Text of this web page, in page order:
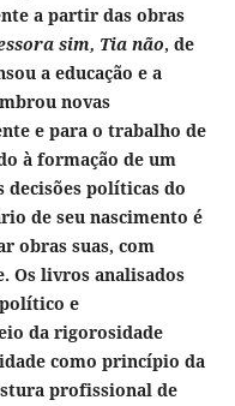
a partir das obras
sim, Tia não, de
a educação e a
novas
e para o trabalho de
à formação de um
políticas do
de seu nascimento é
obras suas, com
Os livros analisados
e
da rigorosidade
como princípio da
profissional de